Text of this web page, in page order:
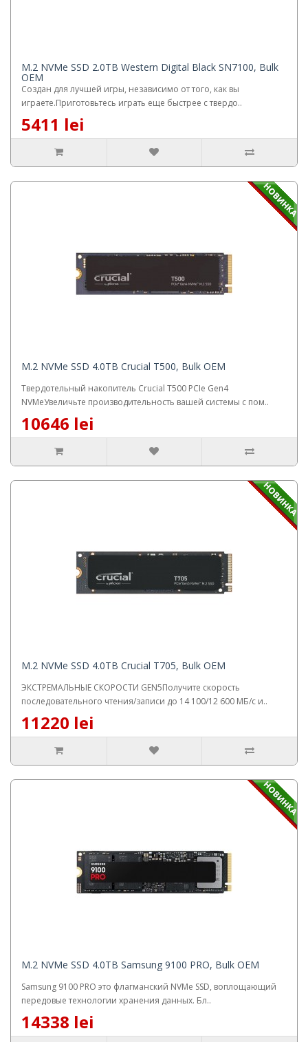
M.2 NVMe SSD 2.0TB Western Digital Black SN7100, Bulk
OEM
Создан для лучшей игры, независимо от того, как вы
играете.Приготовьтесь играть еще быстрее с твердо..
5411 lei
M.2 NVMe SSD 4.0TB Crucial T500, Bulk OEM
Твердотельный накопитель Crucial T500 PCIe Gen4
NVMeУвеличьте производительность вашей системы с пом..
10646 lei
M.2 NVMe SSD 4.0TB Crucial T705, Bulk OEM
ЭКСТРЕМАЛЬНЫЕ СКОРОСТИ GEN5Получите скорость
последовательного чтения/записи до 14 100/12 600 МБ/с и..
11220 lei
M.2 NVMe SSD 4.0TB Samsung 9100 PRO, Bulk OEM
Samsung 9100 PRO это флагманский NVMe SSD, воплощающий
передовые технологии хранения данных. Бл..
14338 lei